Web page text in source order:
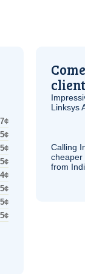
Linksys
Calling
cheaper
from